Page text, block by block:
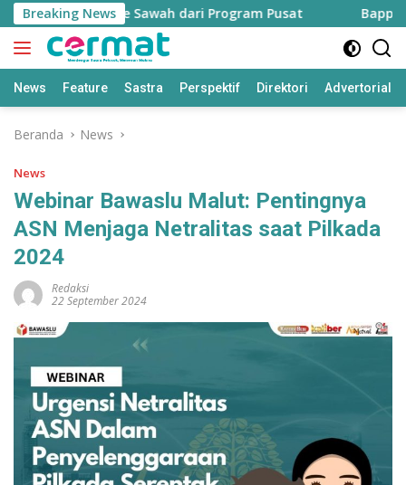
Langsung
ke
konten
Breaking News
Hektare Sawah dari Program Pusat Bapperida:
News Feature Sastra Perspektif Direktori Advertorial
Beranda News
News
Webinar Bawaslu Malut: Pentingnya
ASN Menjaga Netralitas saat Pilkada
2024
Redaksi
22 September 2024